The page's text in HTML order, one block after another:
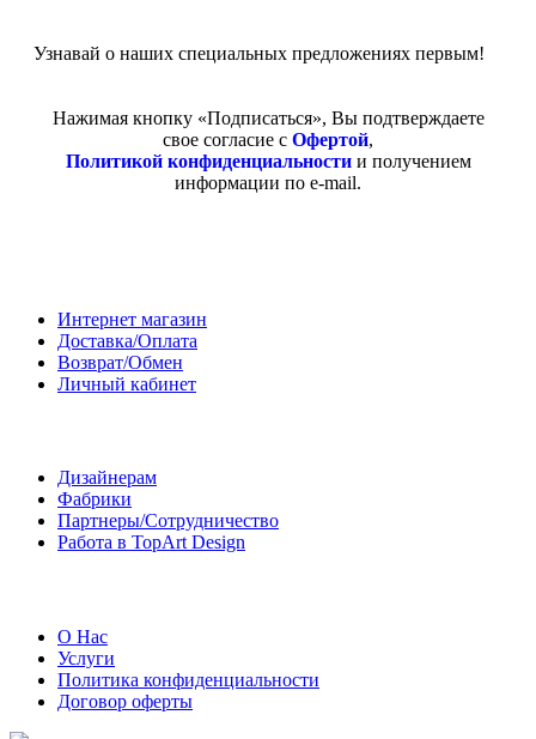
Узнавай о наших специальных предложениях первым!
Нажимая кнопку «Подписаться», Вы подтверждаете
свое согласие с Офертой,
Политикой конфиденциальностии получением
информации по e-mail.
Интернет магазин
Доставка/Оплата
Возврат/Обмен
Личный кабинет
Дизайнерам
Фабрики
Партнеры/Сотрудничество
Работа в TopArt Design
О Нас
Услуги
Политика конфиденциальности
Договор оферты